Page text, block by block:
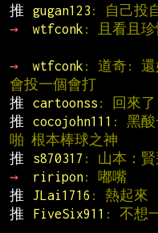
推
gugan123 : 自己投
→
wtfconk : 且看且珍
→
wtfconk : 道奇: 還
會投一個會打
推
cartoonss : 回來了
推
cocojohn111 : 黑酸
啪 根本棒球之神
推
s870317 : 山本：
→
riripon: 嘟嘴
推
JLai1716 : 熱起來
推
FiveSix911 : 不想